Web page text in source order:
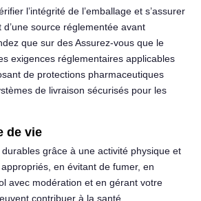
l’intégrité de l’emballage et s’assurer
source réglementée avant
que sur des Assurez-vous que le
exigences réglementaires applicables
de protections pharmaceutiques
de livraison sécurisés pour les
de vie
grâce à une activité physique et
en évitant de fumer, en
avec modération et en gérant votre
contribuer à la santé